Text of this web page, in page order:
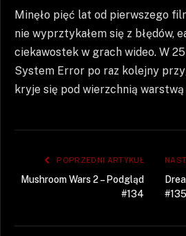
Minęło pięć lat od pierwszego
nie wyprztykałem się z błędów,
ciekawostek w grach wideo. W
System Error po raz kolejny
kryje się pod wierzchnią
POPRZEDNI ARTYKUŁ
Mushroom Wars 2 – Podgląd
#134
#135